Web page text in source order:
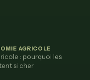
AGRICOLE
: pourquoi les
si cher